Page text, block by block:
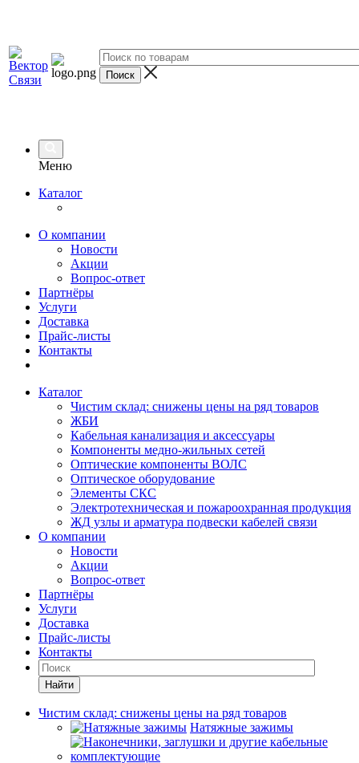
Меню
Каталог
О компании
Новости
Акции
Вопрос-ответ
Партнёры
Услуги
Доставка
Прайс-листы
Контакты
Каталог
Чистим склад: снижены цены на ряд товаров
ЖБИ
Кабельная канализация и аксессуары
Компоненты медно-жильных сетей
Оптические компоненты ВОЛС
Оптическое оборудование
Элементы СКС
Электротехническая и пожароохранная продукция
ЖД узлы и арматура подвески кабелей связи
О компании
Новости
Акции
Вопрос-ответ
Партнёры
Услуги
Доставка
Прайс-листы
Контакты
Найти
Чистим склад: снижены цены на ряд товаров
Натяжные зажимы